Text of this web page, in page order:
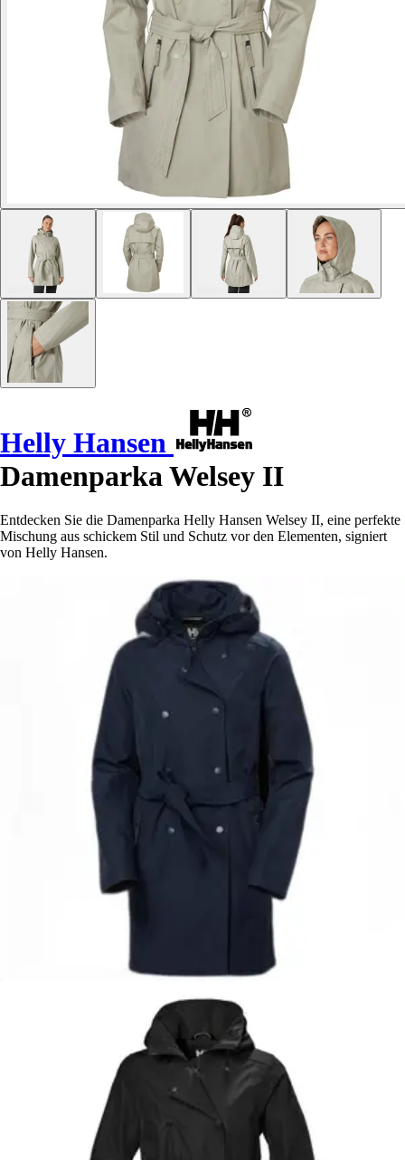
Helly Hansen
Damenparka Welsey II
Entdecken Sie die Damenparka Helly Hansen Welsey II, eine perfekte
Mischung aus schickem Stil und Schutz vor den Elementen, signiert
von Helly Hansen.